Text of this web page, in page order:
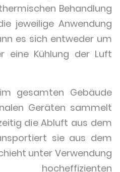
Behandlung
jeweilige Anwendung
es sich entweder um
eine Kühlung der Luft
gesamten Gebäude
Geräten sammelt
die Abluft aus dem
sie aus dem
unter Verwendung